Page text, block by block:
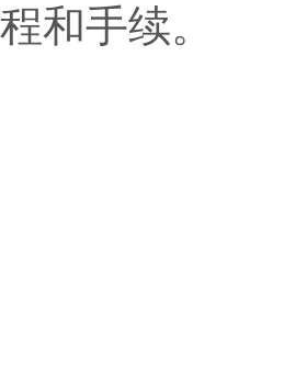
程和手续。